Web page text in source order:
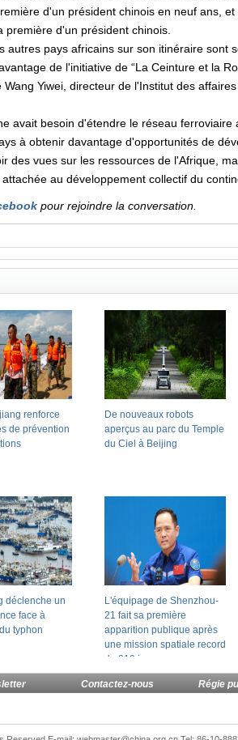
d'un président chinois en neuf ans,
d'un président chinois.
autres pays africains sur son itinéraire sont
de l'initiative de “La Ceinture et la
Yiwei, directeur de l'Institut des
avait besoin d'étendre le réseau
à obtenir davantage d'opportunités de
des vues sur les ressources de l'Afrique,
au développement collectif du
pour rejoindre la conversation.